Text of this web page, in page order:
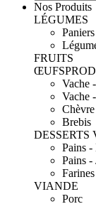
Nos Produits
LÉGUMES
Paniers
FRUITS
ŒUFS
Vache
Vache
Chèvre
Brebis
DESSERTS
Pains
Pains -
Farines
VIANDE
Porc